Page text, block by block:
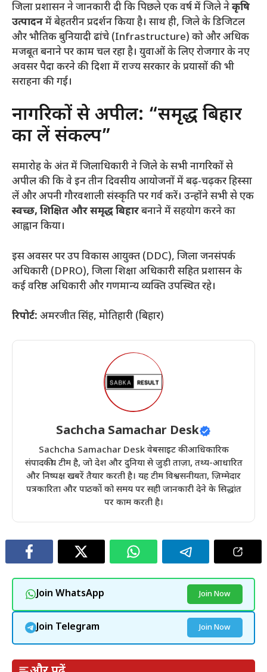
​जिला प्रशासन ने जानकारी दी कि पिछले एक वर्ष में जिले नेकृषि
उत्पादनमें बेहतरीन प्रदर्शन किया है। साथ ही, जिले के डिजिटल
और भौतिक बुनियादी ढांचे (Infrastructure) को और अधिक
मजबूत बनाने पर काम चल रहा है। युवाओं के लिए रोजगार के नए
अवसर पैदा करने की दिशा में राज्य सरकार के प्रयासों की भी
सराहना की गई।
​नागरिकों से अपील: “समृद्ध बिहार
का लें संकल्प”
​समारोह के अंत में जिलाधिकारी ने जिले के सभी नागरिकों से
अपील की कि वे इन तीन दिवसीय आयोजनों में बढ़-चढ़कर हिस्सा
लें और अपनी गौरवशाली संस्कृति पर गर्व करें। उन्होंने सभी से एक
स्वच्छ, शिक्षित और समृद्ध बिहारबनाने में सहयोग करने का
आह्वान किया।
​इस अवसर पर उप विकास आयुक्त (DDC), जिला जनसंपर्क
अधिकारी (DPRO), जिला शिक्षा अधिकारी सहित प्रशासन के
कई वरिष्ठ अधिकारी और गणमान्य व्यक्ति उपस्थित रहे।
रिपोर्ट: अमरजीत सिंह, मोतिहारी (बिहार)
Sachcha Samachar Desk
Sachcha Samachar Desk वेबसाइट की आधिकारिक
संपादकीय टीम है, जो देश और दुनिया से जुड़ी ताज़ा, तथ्य-आधारित
और निष्पक्ष खबरें तैयार करती है। यह टीम विश्वसनीयता, ज़िम्मेदार
पत्रकारिता और पाठकों को समय पर सही जानकारी देने के सिद्धांत
पर काम करती है।
Join WhatsApp Join Now
Join Telegram Join Now